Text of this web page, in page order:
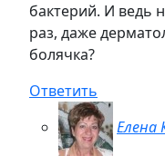
бактерий. И ведь
раз, даже
болячка?
Ответить
Елена